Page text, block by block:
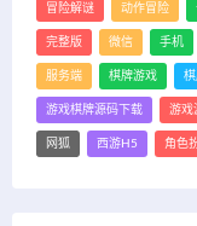
冒险解谜 动作冒险
完整版 微信 手机
服务端 棋牌游戏
游戏棋牌源码下载 游戏
网狐 西游H5 角色